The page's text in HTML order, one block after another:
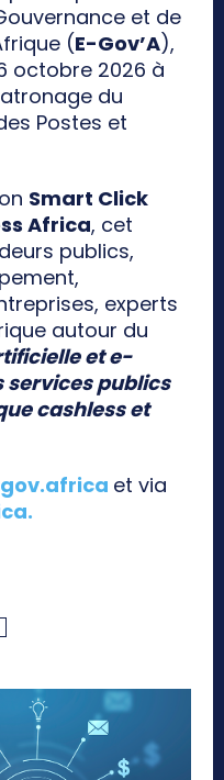
et de
(E-Gov’A),
octobre 2026 à
du
Postes et
Smart Click
Africa, cet
publics,
experts
autour du
et e-
services publics
cashless et
et via
.